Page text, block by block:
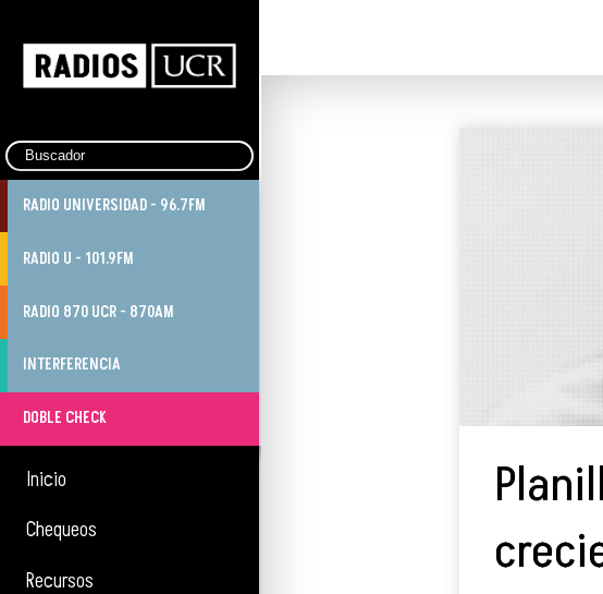
RADIO UNIVERSIDAD - 96.7FM
RADIO U - 101.9FM
RADIO 870 UCR - 870AM
INTERFERENCIA
DOBLE CHECK
Inicio
Chequeos
Recursos